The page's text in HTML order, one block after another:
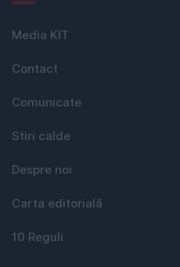
Media KIT
Contact
Comunicate
Stiri calde
Despre noi
Carta editorială
10 Reguli